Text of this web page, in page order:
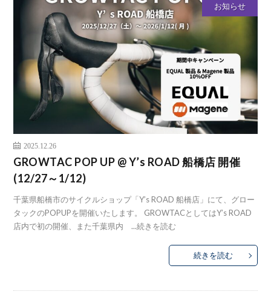
お知らせ
2025.12.26
GROWTAC POP UP @ Y’s ROAD 船橋店 開催
(12/27～1/12)
千葉県船橋市のサイクルショップ「Y’s ROAD 船橋店」にて、グロー
タックのPOPUPを開催いたします。 GROWTACとしてはY’s ROAD
店内で初の開催、また千葉県内 ...続きを読む
続きを読む